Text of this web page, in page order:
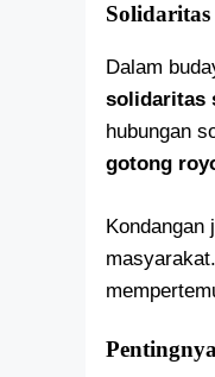
Dalam
solidaritas
hubungan
gotong
Kondangan